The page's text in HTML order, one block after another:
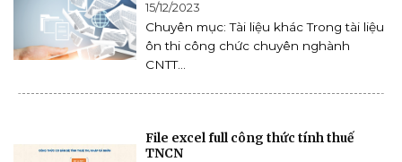
15/12/2023
Chuyên mục: Tài liệu khác Trong tài liệu
ôn thi công chức chuyên nghành
CNTT...
File excel full công thức tính thuế
TNCN